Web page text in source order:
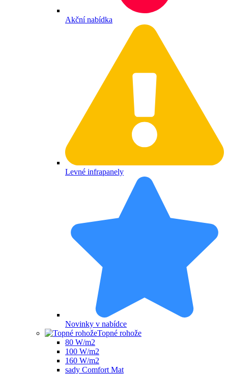
Akční nabídka
Levné infrapanely
Novinky v nabídce
Topné rohože
80 W/m2
100 W/m2
160 W/m2
sady Comfort Mat